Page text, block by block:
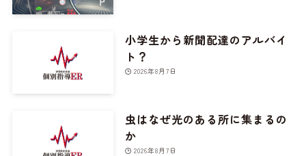
小学生から新聞配達のアルバイ
ト？
2026年8月7日
虫はなぜ光のある所に集まるの
か
2026年8月7日